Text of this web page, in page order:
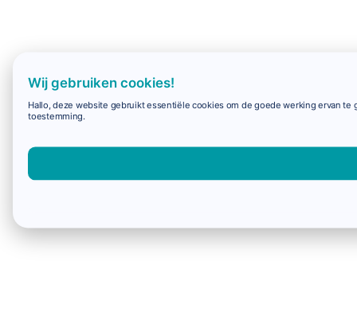
Wij gebruiken cookies!
Hallo, deze website gebruikt essentiële cookies om de goede werking ervan
toestemming.